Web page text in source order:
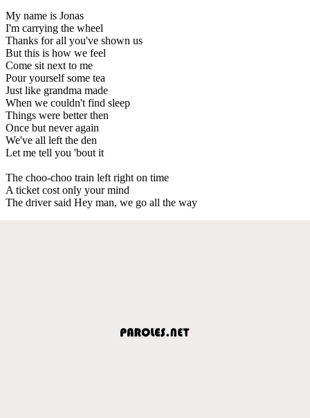
My name is Jonas
I'm carrying the wheel
Thanks for all you've shown us
But this is how we feel
Come sit next to me
Pour yourself some tea
Just like grandma made
When we couldn't find sleep
Things were better then
Once but never again
We've all left the den
Let me tell you 'bout it
The choo-choo train left right on time
A ticket cost only your mind
The driver said Hey man, we go all the way